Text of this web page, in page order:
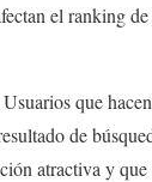
el ranking
Usuarios que
de
atractiva y